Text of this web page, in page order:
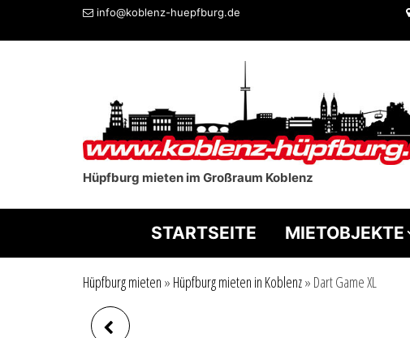
info@koblenz-huepfburg.de
Hüpfburg mieten im Großraum Koblenz
STARTSEITE MIETOBJEKTE
Hüpfburg mieten » Hüpfburg mieten in Koblenz» Dart Game XL